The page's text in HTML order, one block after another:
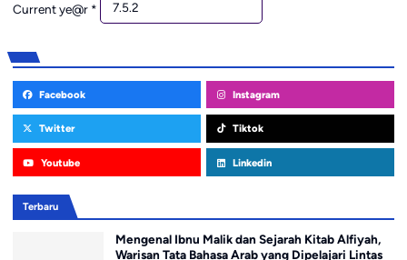
Current ye@r *
Facebook Instagram
Twitter Tiktok
Youtube Linkedin
Terbaru
Mengenal Ibnu Malik dan Sejarah Kitab Alfiyah,
Warisan Tata Bahasa Arab yang Dipelajari Lintas